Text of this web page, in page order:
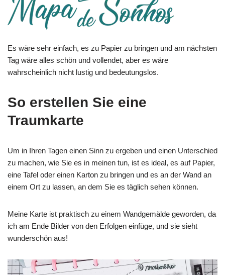
Es wäre sehr einfach, es zu Papier zu bringen und am nächsten
Tag wäre alles schön und vollendet, aber es wäre
wahrscheinlich nicht lustig und bedeutungslos.
So erstellen Sie eine
Traumkarte
Um in Ihren Tagen einen Sinn zu ergeben und einen Unterschied
zu machen, wie Sie es in meinen tun, ist es ideal, es auf Papier,
eine Tafel oder einen Karton zu bringen und es an der Wand an
einem Ort zu lassen, an dem Sie es täglich sehen können.
Meine Karte ist praktisch zu einem Wandgemälde geworden, da
ich am Ende Bilder von den Erfolgen einfüge, und sie sieht
wunderschön aus!